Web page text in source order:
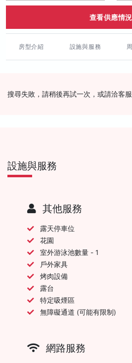
查看供應情況
房型介紹 設施與服務
搜尋失敗，請稍後再試一次，或請洽客服
設施與服務
其他服務
露天停車位
花園
室外游泳池數量 - 1
戶外家具
烤肉設備
露台
特定吸煙區
無障礙通道 (可能有限制)
網路服務